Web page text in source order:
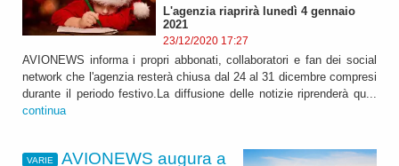
L'agenzia riaprirà lunedì 4 gennaio
2021
23/12/2020 17:27
AVIONEWS informa i propri abbonati, collaboratori e fan dei social
network che l'agenzia resterà chiusa dal 24 al 31 dicembre compresi
durante il periodo festivo.La diffusione delle notizie riprenderà qu...
continua
VARIE
AVIONEWS augura a